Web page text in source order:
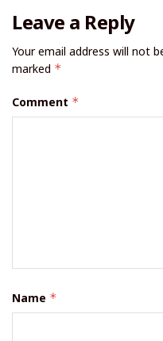
Leave a Reply
Your email address will not
marked *
Comment *
Name *